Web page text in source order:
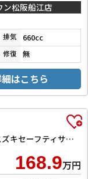
ン松阪船江店
排気 660cc
修復 無
はこちら
ハイブリッドX 届出済未使用車 禁煙車 スズキセーフティサポート LEDヘッドライト 革巻きステアリング スマートキー プッシュスタート アイドリングストップ 障害物センサー 前席シートヒーター オートエアコン
168.9万円